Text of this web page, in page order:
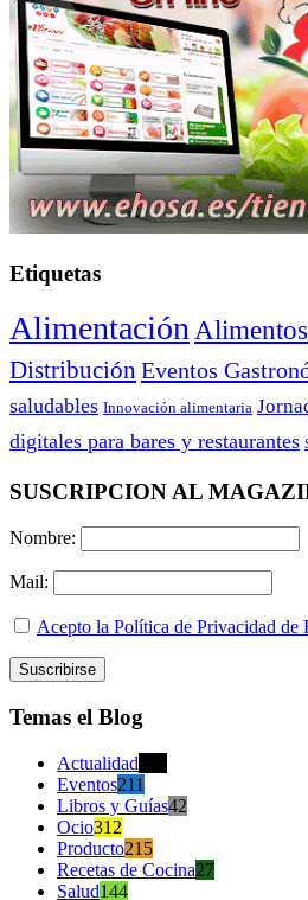
Etiquetas
Alimentación Alimentos
Distribución Eventos
saludables Innovación alimentaria
digitales para bares y restaurantes
SUSCRIPCION AL
Nombre:
Mail:
Acepto la Política de Privacidad de
Temas el Blog
Actualidad
Eventos211
Libros y Guías42
Ocio312
Producto215
Recetas de Cocina27
Salud144